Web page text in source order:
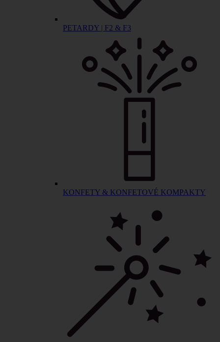
PETARDY | F2 & F3
KONFETY & KONFETOVÉ KOMPAKTY